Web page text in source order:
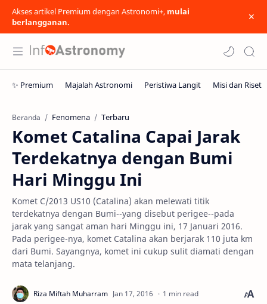
Akses artikel Premium dengan Astronomi+, mulai
berlangganan.
Beranda Fenomena Terbaru
Komet Catalina Capai Jarak
Terdekatnya dengan Bumi
Hari Minggu Ini
Komet C/2013 US10 (Catalina) akan melewati titik
terdekatnya dengan Bumi--yang disebut perigee--pada
jarak yang sangat aman hari Minggu ini, 17 Januari 2016.
Pada perigee-nya, komet Catalina akan berjarak 110 juta km
dari Bumi. Sayangnya, komet ini cukup sulit diamati dengan
mata telanjang.
1 min read